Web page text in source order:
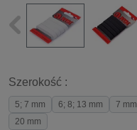
Szerokość :
5; 7 mm 6; 8; 13 mm 7 mm
20 mm